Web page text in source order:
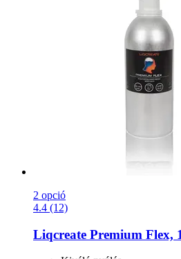
2 opció
4.4 (12)
Liqcreate Premium Flex,